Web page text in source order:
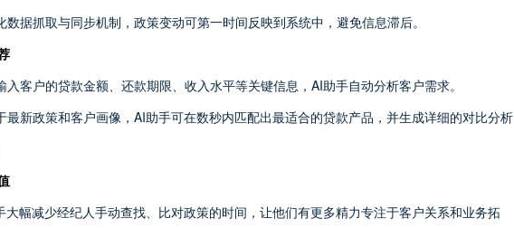
据抓取与同步机制，政策变动可第一时间反映到系统中，避免信息滞后。
客户的贷款金额、还款期限、收入水平等关键信息，AI助手自动分析客户需求。
最新政策和客户画像，AI助手可在数秒内匹配出最适合的贷款产品，并生成详细的对比分析
幅减少经纪人手动查找、比对政策的时间，让他们有更多精力专注于客户关系和业务拓